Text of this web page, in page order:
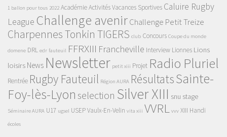
1 ballon pour tous 2022 AcadémieActivités Vacances Sportives Caluire Rugby
League Challenge avenirChallenge Petit Treize
Charpennes Tonkin TIGERS club Concours Coupe du monde
domene DRL edr fauteuil FFRXIII Francheville Interview Lionnes Lions
loisirs News Newsletter petit xiii Projet Radio Pluriel
Rentrée Rugby Fauteuil Région AURA RésultatsSainte-
Foy-lès-Lyon selection Silver XIII snu stage
Séminaire AURA U17 ugsel USEPVaulx-En-Velin vita xiii VVRL vvv XIII Handi
écoles